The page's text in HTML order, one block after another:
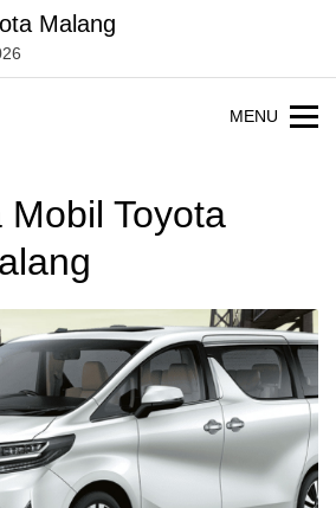
Malang
MENU
Mobil Toyota